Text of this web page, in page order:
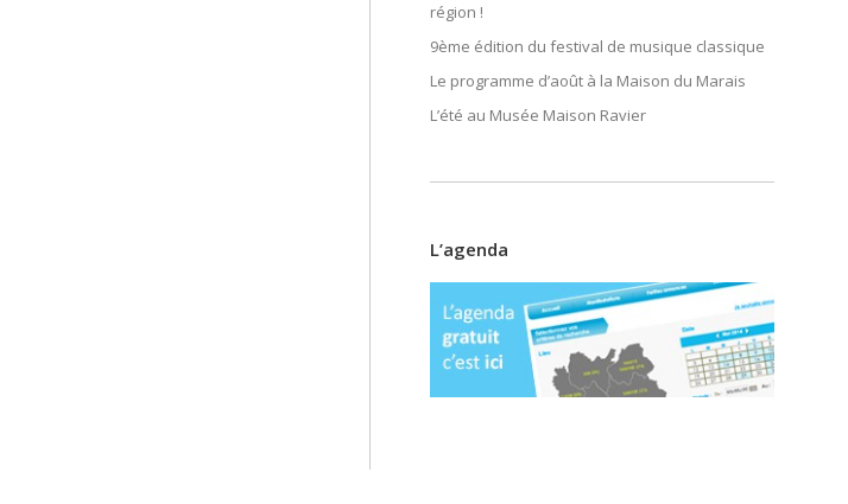
région !
9ème édition du festival de musique classique
Le programme d’août à la Maison du Marais
L’été au Musée Maison Ravier
L’agenda